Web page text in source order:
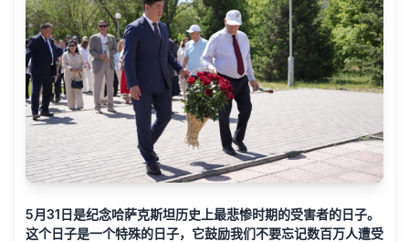
5月31日是纪念哈萨克斯坦历史上最悲惨时期的受害者的日子。
这个日子是一个特殊的日子，它鼓励我们不要忘记数百万人遭受